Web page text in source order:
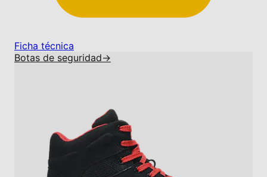
Ficha técnica
Botas de seguridad→